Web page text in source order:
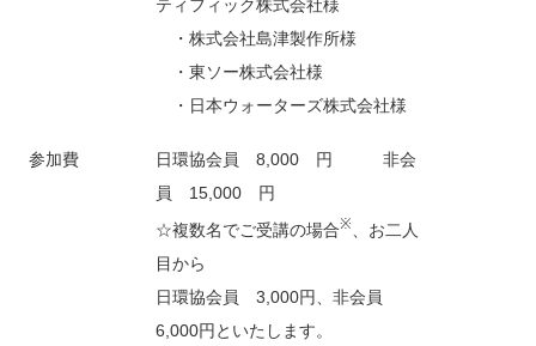
ティフィック株式会社様
・株式会社島津製作所様
・東ソー株式会社様
・日本ウォーターズ株式会社様
参加費
日環協会員 8,000 円 非会
員 15,000 円
☆複数名でご受講の場合※
、お二人
目から
日環協会員 3,000円、非会員
6,000円といたします。